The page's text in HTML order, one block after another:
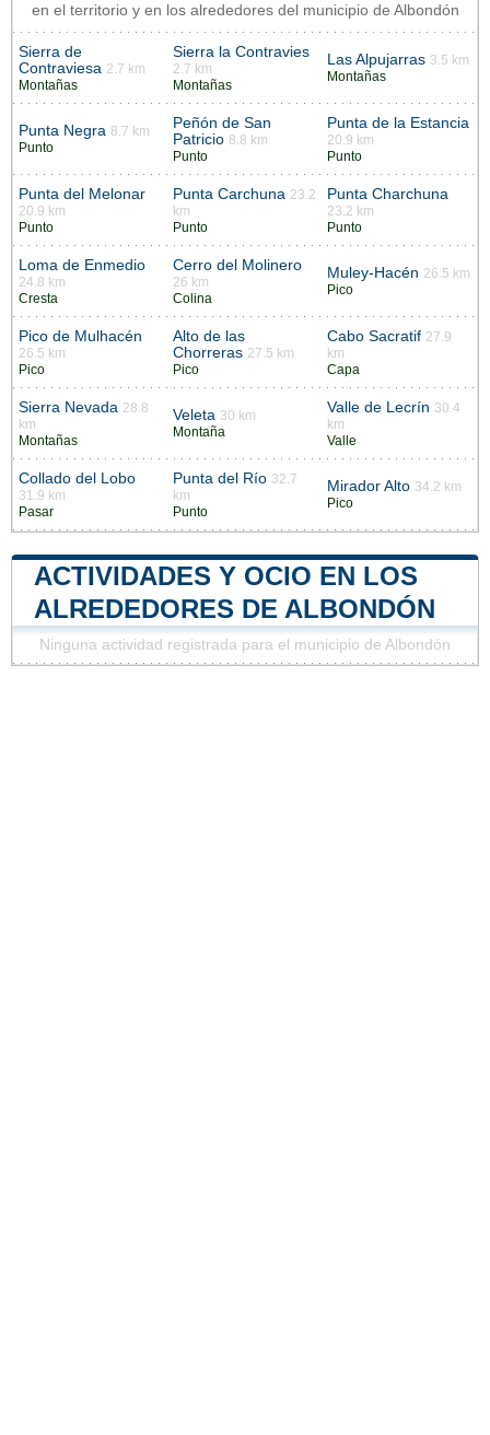
en el territorio y en los alrededores del municipio de Albondón
Sierra de
Contraviesa 2.7 km
Montañas
Sierra la Contravies
2.7 km
Montañas
Las Alpujarras 3.5 km
Montañas
Punta Negra 8.7 km
Punto
Peñón de San
Patricio 8.8 km
Punto
Punta de la Estancia
20.9 km
Punto
Punta del Melonar
20.9 km
Punto
Punta Carchuna 23.2
km
Punto
Punta Charchuna
23.2 km
Punto
Loma de Enmedio
24.8 km
Cresta
Cerro del Molinero
26 km
Colina
Muley-Hacén 26.5 km
Pico
Pico de Mulhacén
26.5 km
Pico
Alto de las
Chorreras 27.5 km
Pico
Cabo Sacratif 27.9
km
Capa
Sierra Nevada 28.8
km
Montañas
Veleta 30 km
Montaña
Valle de Lecrín 30.4
km
Valle
Collado del Lobo
31.9 km
Pasar
Punta del Río 32.7
km
Punto
Mirador Alto 34.2 km
Pico
ACTIVIDADES Y OCIO EN LOS
ALREDEDORES DE ALBONDÓN
Ninguna actividad registrada para el municipio de Albondón